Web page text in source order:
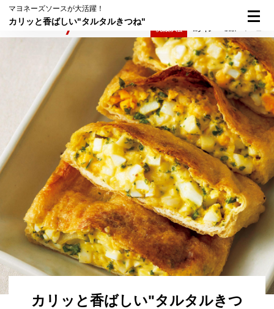
マヨネーズソースが大活躍！
カリッと香ばしい"タルタルきつね"
カリッと香ばしい"タルタルきつ